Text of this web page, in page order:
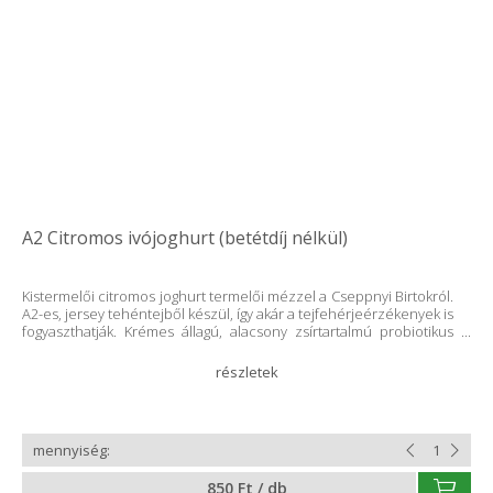
A2 Citromos ivójoghurt (betétdíj nélkül)
Kistermelői citromos joghurt termelői mézzel a Cseppnyi Birtokról.
A2-es, jersey tehéntejből készül, így akár a tejfehérjeérzékenyek is
fogyaszthatják. Krémes állagú, alacsony zsírtartalmú probiotikus
valódi gyümölcstartalommal készül, édesítésként pedig termelői
mézet használunk, amit alacsony hőfokon keverünk hozzá, hogy a
oltani a szomjunk. Próbáld ki te is! Minden termékünk
tartósítószer- és adalékanyagmentes! Összetevők: hőkezelt,
szeparált tehéntej, 22 % citrom, 8 % termelői méz, baktérium
850 Ft / db